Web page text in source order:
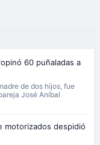
60 puñaladas a
de dos hijos, fue
José Aníbal
motorizados despidió